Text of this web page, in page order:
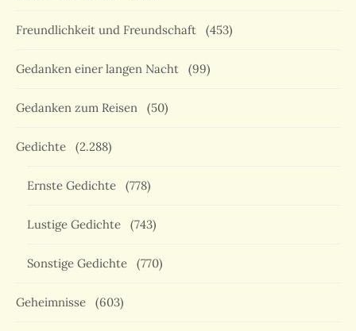
Freundlichkeit und Freundschaft (453)
Gedanken einer langen Nacht (99)
Gedanken zum Reisen (50)
Gedichte (2.288)
Ernste Gedichte (778)
Lustige Gedichte (743)
Sonstige Gedichte (770)
Geheimnisse (603)